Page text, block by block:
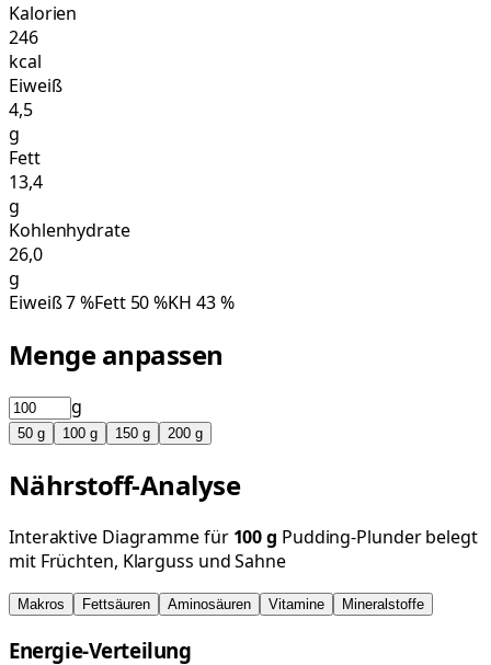
Kalorien
246
kcal
Eiweiß
4,5
g
Fett
13,4
g
Kohlenhydrate
26,0
g
Eiweiß7%Fett 50%KH 43%
Menge anpassen
g
50 g 100 g 150 g 200 g
Nährstoff-Analyse
Interaktive Diagramme für 100g Pudding-Plunder belegt
mit Früchten, Klarguss und Sahne
Makros Fettsäuren Aminosäuren Vitamine Mineralstoffe
Energie-Verteilung